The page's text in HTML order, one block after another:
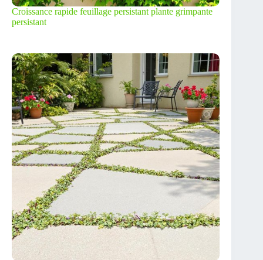
Croissance rapide feuillage persistant plante grimpante
persistant